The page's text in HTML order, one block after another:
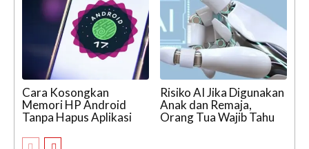
Cara Kosongkan
Memori HP Android
Tanpa Hapus Aplikasi
Risiko AI Jika Digunakan
Anak dan Remaja,
Orang Tua Wajib Tahu